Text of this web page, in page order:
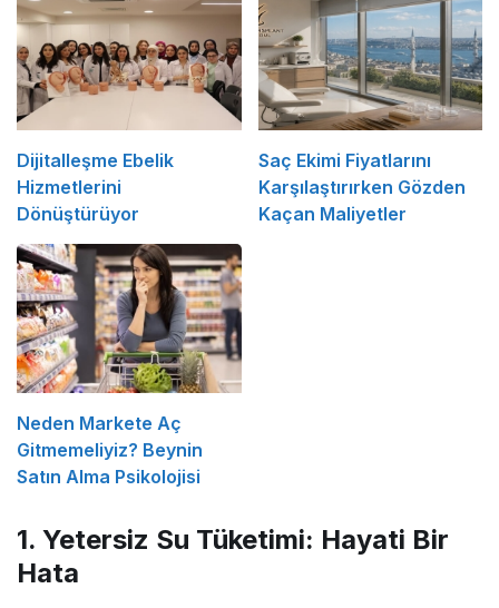
Dijitalleşme Ebelik
Hizmetlerini
Dönüştürüyor
Saç Ekimi Fiyatlarını
Karşılaştırırken Gözden
Kaçan Maliyetler
Neden Markete Aç
Gitmemeliyiz? Beynin
Satın Alma Psikolojisi
1. Yetersiz Su Tüketimi: Hayati Bir
Hata